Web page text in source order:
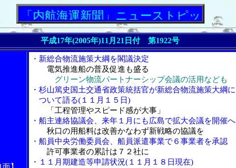
航海運新聞」ニューストピックス
平成17年(2005年)11月21日付 第1922号
・新総合物流施策大綱を閣議決定
電気推進船の普及促進も盛る
グリーン物流パートナーシップ会議の活用なども
・杉山篤史国土交通省政策統括官が新総合物流施策大綱に
ついて語る(１１月１５日)
「工程管理やスピード感が大事」
・船主連絡協議会、来年１月にも広島で拡大会議を開催へ
秋口の用船料は改善かなわず新戦略の協議を
・船員中央労働委員会、船員派遣事業で６事業者を承認
許可事業者の累計は７２社に
・１１月期建造等申請状況(１１月１８日現在)